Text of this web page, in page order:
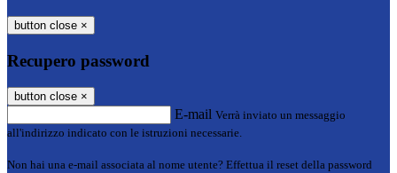
button close ×
Recupero password
button close ×
E-mail Verrà inviato un messaggio
all'indirizzo indicato con le istruzioni necessarie.
Non hai una e-mail associata al nome utente? Effettua il reset della password